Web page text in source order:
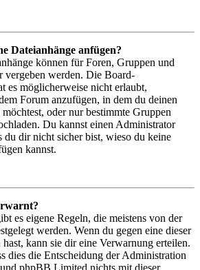
Dateianhänge anfügen?
können für Foren, Gruppen und
vergeben werden. Die Board-
es möglicherweise nicht erlaubt,
Forum anzufügen, in dem du deinen
oder nur bestimmte Gruppen
Du kannst einen Administrator
du dir nicht sicher bist, wieso du keine
kannst.
es eigene Regeln, die meistens von der
werden. Wenn du gegen eine dieser
kann sie dir eine Verwarnung erteilen.
dies die Entscheidung der Administration
phpBB Limited nichts mit dieser